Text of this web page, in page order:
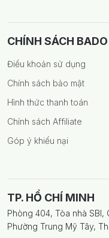
TP. HỒ CHÍ MINH
Phòng 404, Tòa nhà
Phường Trung Mỹ Tây,
CHÍNH SÁCH BADO
Điều khoản sử dụng
Chính sách bảo mật
Hình thức thanh toán
Chính sách Affiliate
Góp ý khiếu nại